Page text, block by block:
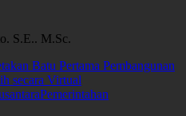
S.E.. M.Sc.
Pemerintahan